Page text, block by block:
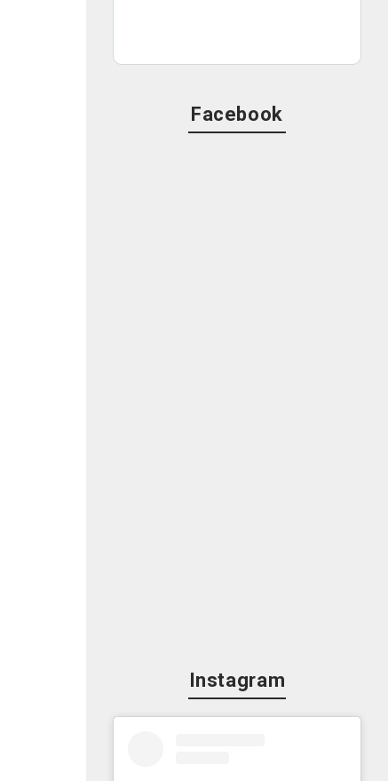
Facebook
Instagram